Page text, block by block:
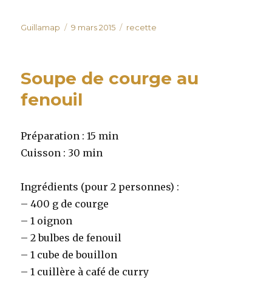
Auteur
Guillamap
Publié
9 mars 2015 Catégories
recette
Soupe de courge au
fenouil
Préparation : 15 min
Cuisson : 30 min
Ingrédients (pour 2 personnes) :
– 400 g de courge
– 1 oignon
– 2 bulbes de fenouil
– 1 cube de bouillon
– 1 cuillère à café de curry